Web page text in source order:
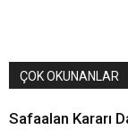
ÇOK OKUNANLAR
Safaalan Kararı